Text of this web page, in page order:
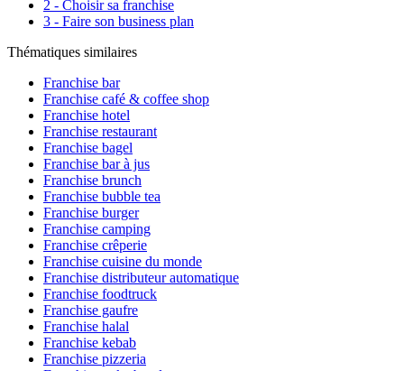
2 - Choisir sa franchise
3 - Faire son business plan
Thématiques similaires
Franchise bar
Franchise café & coffee shop
Franchise hotel
Franchise restaurant
Franchise bagel
Franchise bar à jus
Franchise brunch
Franchise bubble tea
Franchise burger
Franchise camping
Franchise crêperie
Franchise cuisine du monde
Franchise distributeur automatique
Franchise foodtruck
Franchise gaufre
Franchise halal
Franchise kebab
Franchise pizzeria